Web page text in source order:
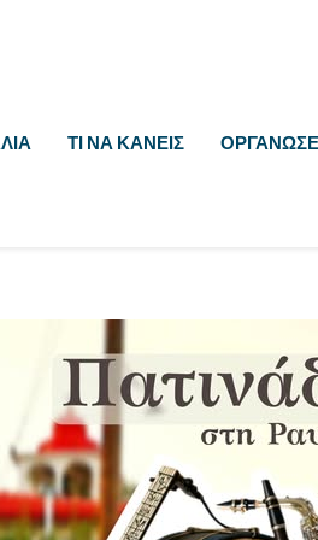
ΤΙ ΝΑ ΚΆΝΕΙΣ ΟΡΓΆΝΩΣΕ